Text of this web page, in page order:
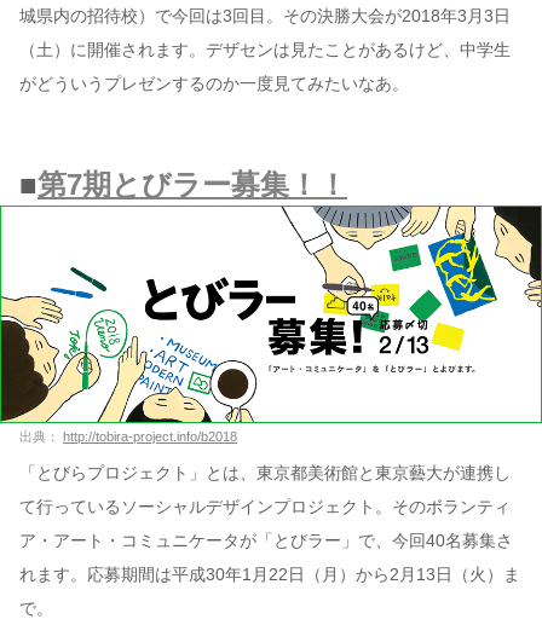
城県内の招待校）で今回は3回目。その決勝大会が2018年3月3日
（土）に開催されます。デザセンは見たことがあるけど、中学生
がどういうプレゼンするのか一度見てみたいなあ。
■第7期とびラー募集！！
出典： http://tobira-project.info/b2018
「とびらプロジェクト」とは、東京都美術館と東京藝大が連携し
て行っているソーシャルデザインプロジェクト。そのボランティ
ア・アート・コミュニケータが「とびラー」で、今回40名募集さ
れます。応募期間は平成30年1月22日（月）から2月13日（火）ま
で。